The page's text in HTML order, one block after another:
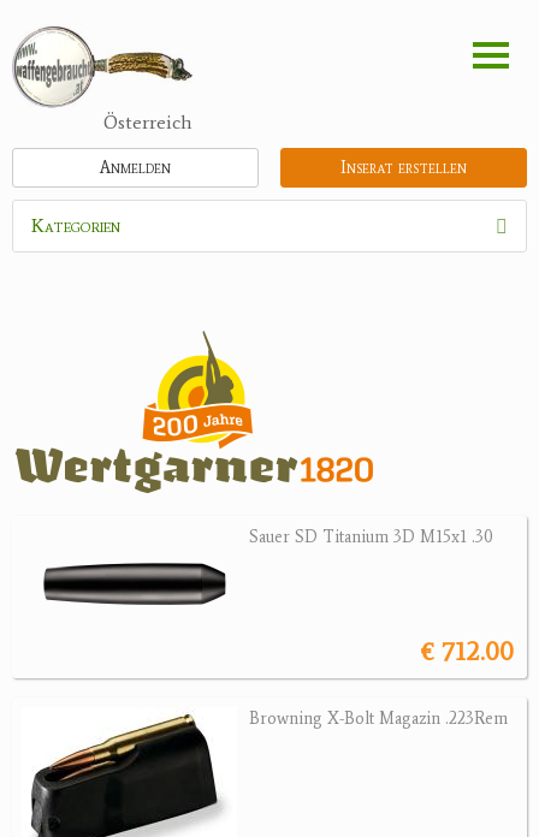
zum
Inhalt
Österreich
Inserat erstellen
Anmelden
Kategorien
Kipplaufgewehre
Kleinkalibergewehre
Repetiererbüchse
Luftdruckwaffen
Revolver
Sonstige Waffen
Bogensport
Zubehör
Sauer SD Titanium 3D M15x1 .30
€ 712.00
Browning X-Bolt Magazin .223Rem